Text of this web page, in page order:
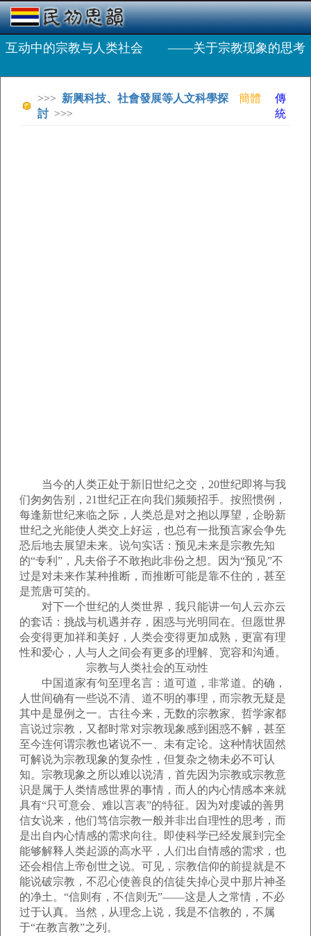
互动中的宗教与人类社会 ——关于宗教现象的思考
>>> 新興科技、社會發展等人文科學探
討>>>
簡體
傳
統
当今的人类正处于新旧世纪之交，20世纪即将与我
们匆匆告别，21世纪正在向我们频频招手。按照惯例，
每逢新世纪来临之际，人类总是对之抱以厚望，企盼新
世纪之光能使人类交上好运，也总有一批预言家会争先
恐后地去展望未来。说句实话：预见未来是宗教先知
的“专利”，凡夫俗子不敢抱此非份之想。因为“预见”不
过是对未来作某种推断，而推断可能是靠不住的，甚至
是荒唐可笑的。
对下一个世纪的人类世界，我只能讲一句人云亦云
的套话：挑战与机遇并存，困惑与光明同在。但愿世界
会变得更加祥和美好，人类会变得更加成熟，更富有理
性和爱心，人与人之间会有更多的理解、宽容和沟通。
宗教与人类社会的互动性
中国道家有句至理名言：道可道，非常道。的确，
人世间确有一些说不清、道不明的事理，而宗教无疑是
其中是显例之一。古往今来，无数的宗教家、哲学家都
言说过宗教，又都时常对宗教现象感到困惑不解，甚至
至今连何谓宗教也诸说不一、未有定论。这种情状固然
可解说为宗教现象的复杂性，但复杂之物未必不可认
知。宗教现象之所以难以说清，首先因为宗教或宗教意
识是属于人类情感世界的事情，而人的内心情感本来就
具有“只可意会、难以言表”的特征。因为对虔诚的善男
信女说来，他们笃信宗教一般并非出自理性的思考，而
是出自内心情感的需求向往。即使科学已经发展到完全
能够解释人类起源的高水平，人们出自情感的需求，也
还会相信上帝创世之说。可见，宗教信仰的前提就是不
能说破宗教，不忍心使善良的信徒失掉心灵中那片神圣
的净土。“信则有，不信则无”——这是人之常情，不必
过于认真。当然，从理念上说，我是不信教的，不属
于“在教言教”之列。